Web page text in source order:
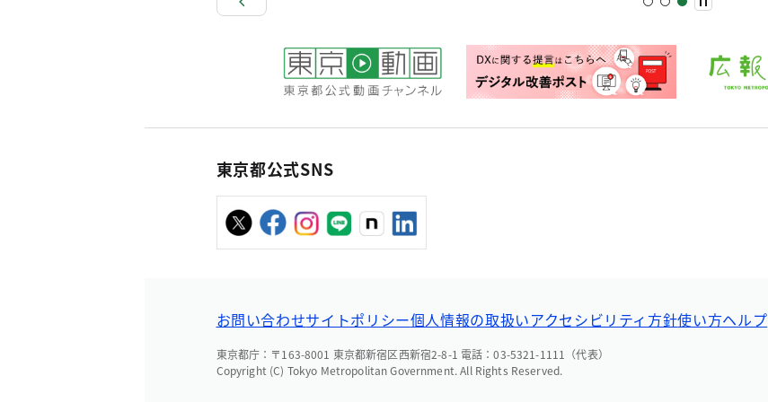
東京都公式SNS
お問い合わせサイトポリシー個人情報の取扱いアクセシビリティ方針使い方ヘルプ
東京都庁：〒163-8001 東京都新宿区西新宿2-8-1 電話：03-5321-1111（代表）
Copyright (C) Tokyo Metropolitan Government. All Rights Reserved.